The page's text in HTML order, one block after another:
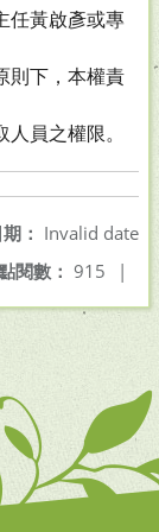
任黃啟彥或專
則下，本權責
員之權限。
： Invalid date
閱數： 915 |